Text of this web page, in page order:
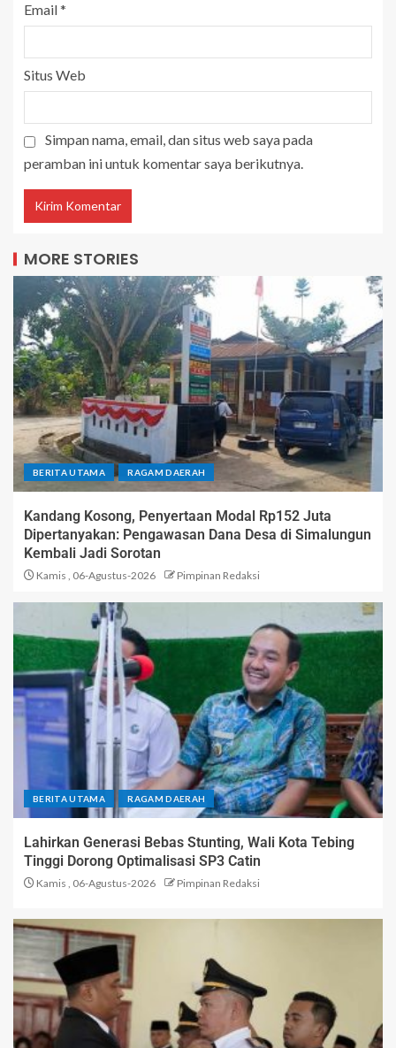
Email*
Situs Web
Simpan nama, email, dan situs web saya pada
peramban ini untuk komentar saya berikutnya.
MORE STORIES
BERITA UTAMA RAGAM DAERAH
Kandang Kosong, Penyertaan Modal Rp152 Juta
Dipertanyakan: Pengawasan Dana Desa di Simalungun
Kembali Jadi Sorotan
Kamis , 06-Agustus-2026 Pimpinan Redaksi
BERITA UTAMA RAGAM DAERAH
Lahirkan Generasi Bebas Stunting, Wali Kota Tebing
Tinggi Dorong Optimalisasi SP3 Catin
Kamis , 06-Agustus-2026 Pimpinan Redaksi